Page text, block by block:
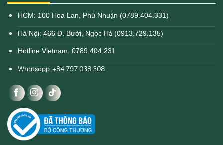
HCM: 100 Hoa Lan, Phú Nhuận (0789.404.331)
Hà Nội: 466 Đ. Bưởi, Ngọc Hà (0913.729.135)
Hotline Vietnam: 0789 404 231
Whatsapp: +84 797 038 308